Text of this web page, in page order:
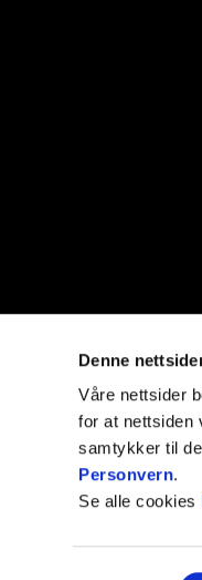
Denne
Våre nettsider
for at nettsiden
samtykker til
Personvern.
Se alle cookies